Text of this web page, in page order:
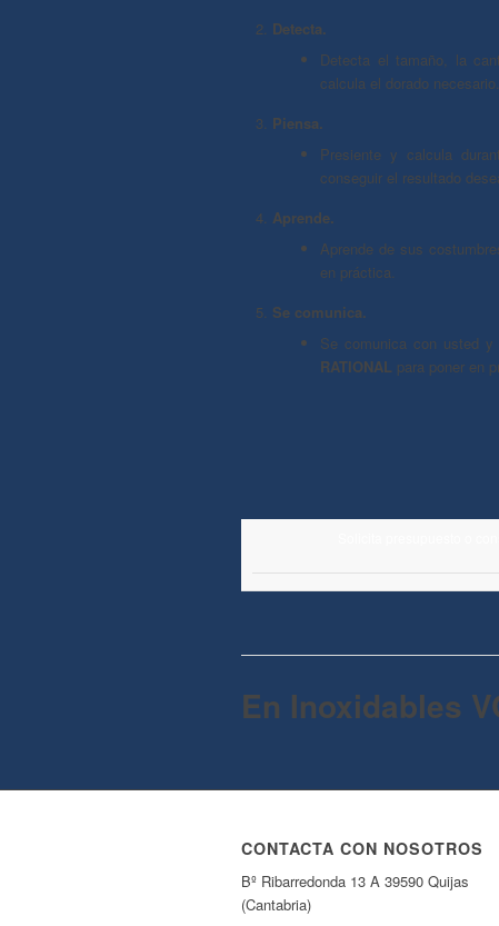
Detecta.
Detecta el tamaño, la
calcula el dorado necesario.
Piensa.
Presiente y calcula
conseguir el resultado
Aprende.
Aprende de sus
en práctica.
Se comunica.
Se comunica con usted
RATIONAL para poner en
En Inoxidables
CONTACTA CON NOSOTROS
Bº Ribarredonda 13 A 39590 Quijas
(Cantabria)